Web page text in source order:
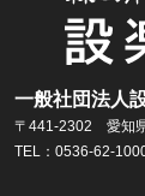
一般社団法人
〒441-2302 愛知
TEL：0536-62-